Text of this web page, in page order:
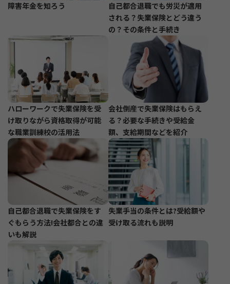
障害年金を知ろう
自己都合退職でも労災が適用
される？失業保険とどう違う
の？その条件と手続き
ハローワークで失業保険を受
け取りながら資格取得が可能
な職業訓練校の活用法
会社倒産で失業保険はもらえ
る？必要な手続きや受給金
額、支給期間などを紹介
自己都合退職で失業保険をす
ぐもらう方法!会社都合との違
いも解説
失業手当の条件とは?受給額や
受け取る流れも説明